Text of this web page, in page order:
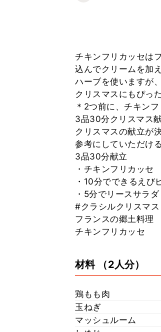
チキンフリカッセは
込んでクリームを加
ハーブを使いますが
クリスマスにもぴっ
＊2つ前に、チキン
3品30分クリスマス
クリスマスの献立が
参考にしていただけ
3品30分献立
・チキンフリカッセ
・10分でできるえび
・5分でリースサラダ
#クラシルクリスマス
フランスの郷土料理
チキンフリカッセ
材料 （2人分）
鶏もも肉
玉ねぎ
マッシュルーム